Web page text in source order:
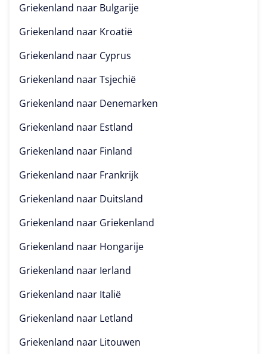
Griekenland naar Bulgarije
Griekenland naar Kroatië
Griekenland naar Cyprus
Griekenland naarTsjechië
Griekenland naar Denemarken
Griekenland naar Estland
Griekenland naar Finland
Griekenland naar Frankrijk
Griekenland naar Duitsland
Griekenland naar Griekenland
Griekenland naar Hongarije
Griekenland naar Ierland
Griekenland naar Italië
Griekenland naar Letland
Griekenland naar Litouwen